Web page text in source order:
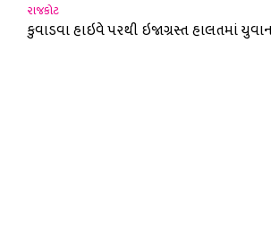
રાજકોટ
કુવાડવા હાઇવે પરથી ઇજાગ્રસ્ત હાલતમાં